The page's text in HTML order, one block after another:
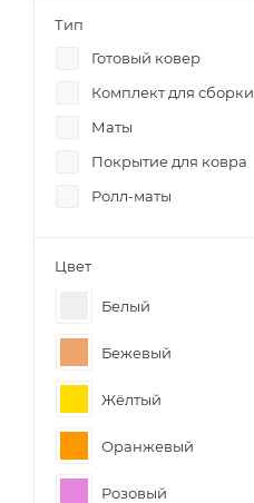
Тип
Готовый ковер
Комплект для сборки
Маты
Покрытие для ковра
Ролл-маты
Цвет
Белый
Бежевый
Жёлтый
Оранжевый
Розовый